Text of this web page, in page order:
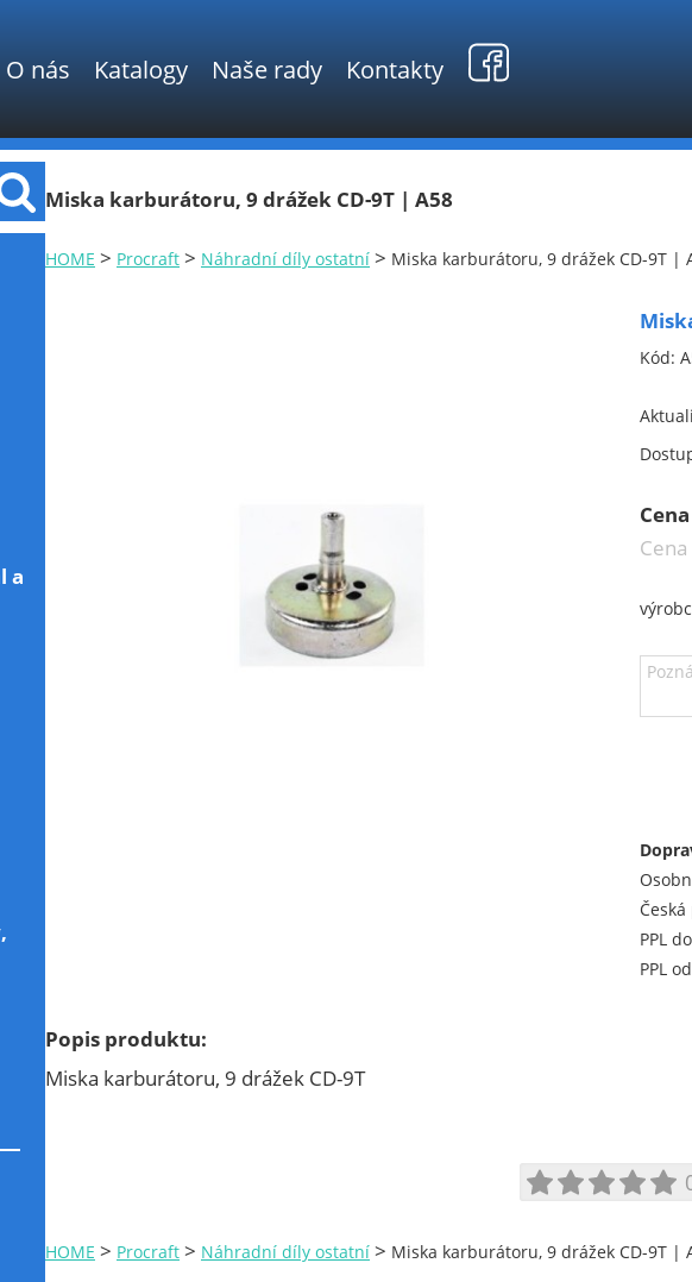
O nás Katalogy Naše rady Kontakty
a
Miska karburátoru, 9 drážek CD-9T | A58
HOME > Procraft > Náhradní díly ostatní > Miska karburátoru, 9 drážek CD-9T |
Kód:
PPL
PPL
Popis produktu:
Miska karburátoru, 9 drážek CD-9T
HOME > Procraft > Náhradní díly ostatní > Miska karburátoru, 9 drážek CD-9T |